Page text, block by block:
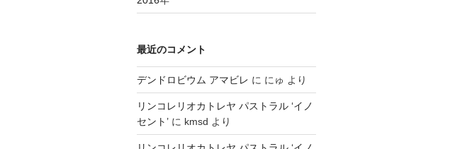
最近のコメント
デンドロビウム アマビレ に にゅ より
リンコレリオカトレヤ パストラル ‘イノ
セント’に kmsd より